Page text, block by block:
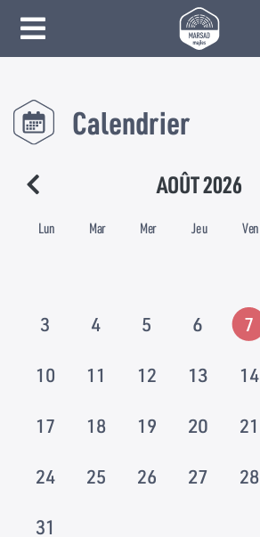
Calendrier
AOÛT 2026
Lun Mar Mer Jeu Ven
3 4 5 6 7
10 11 12 13 14
17 18 19 20 21
24 25 26 27 28
31